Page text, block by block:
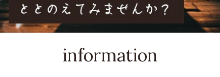
information